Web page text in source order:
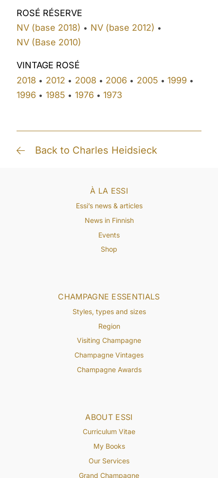
ROSÉ RÉSERVE
NV (base 2018) • NV (base 2012) •
NV (Base 2010)
VINTAGE ROSÉ
2018 • 2012 • 2008 • 2006 • 2005 • 1999 •
1996 • 1985 • 1976 • 1973
Back to Charles Heidsieck
ABOUT ESSI
Curriculum Vitae
My Books
Our Services
Grand Champagne
CHAMPAGNE ESSENTIALS
Styles, types and sizes
Region
Visiting Champagne
Champagne Vintages
Champagne Awards
À LA ESSI
Essi’s news & articles
News in Finnish
Events
Shop